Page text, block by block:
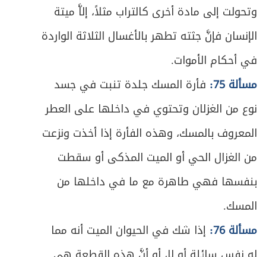
وتحولت إلى مادة أخرى كالتراب مثلاً، إلاَّ ميتة
الإنسان فإنَّ جثته تطهر بالأغسال الثلاثة الواردة
في أحكام الأموات.
مسألة 75:
فأرة المسك جلدة تنبت في جسد
نوع من الغزلان وتحتوي في داخلها على العطر
المعروف بالمسك، وهذه الفأرة إذا أخذت ونزعت
من الغزال الحي أو الميت المذكى أو سقطت
بنفسها فهي طاهرة مع ما في داخلها من
المسك.
مسألة 76:
إذا شك في الحيوان الميت أنه مما
525 الباب الخامس - في الخمس
ص
526 شروط الخُمس
529 الفصل الأول - في ما يجب فيه الخمس
ص
532 المبحث الأول ـ في خمس الغنائم ونحوها
ص543 المبحث الثاني ـ في فاضل المؤنة
544
ص
547 الثاني - المؤنة المستثناة